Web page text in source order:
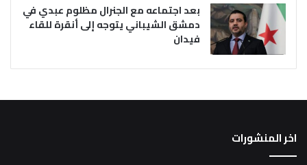
بعد اجتماعه مع الجنرال مظلوم عبدي في
دمشق الشيباني يتوجه إلى أنقرة للقاء
فيدان
اخر المنشورات